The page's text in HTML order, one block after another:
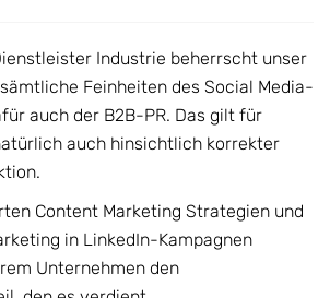
Industrie beherrscht unser
Feinheiten des Social Media-
auch der B2B-PR. Das gilt für
auch hinsichtlich korrekter
Content Marketing Strategien und
in LinkedIn-Kampagnen
Unternehmen den